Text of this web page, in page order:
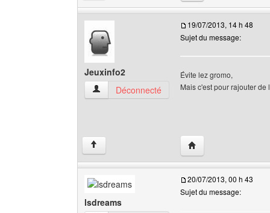
Jeuxinfo2
Jeuxinfo2 Voir le profil de l'utilisateur
Déconnecté
19/07/2013, 14 h 48
Sujet du message:
Évite lez gromo,
Mais c'est pour rajouter
↑ Visiter le site web
lsdreams
20/07/2013, 00 h 43
Sujet du message: